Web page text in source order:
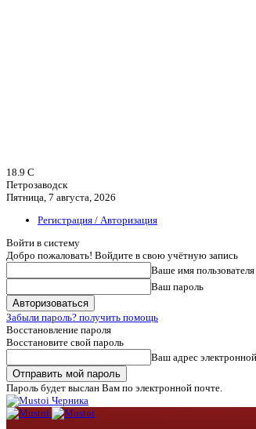
18.9 C
Петрозаводск
Пятница, 7 августа, 2026
Регистрация / Авторизация
Войти в систему
Добро пожаловать! Войдите в свою учётную запись
Ваше имя пользователя
Ваш пароль
Забыли пароль? получить помощь
Восстановление пароля
Восстановите свой пароль
Ваш адрес
Пароль будет выслан Вам по электронной почте.
Черника